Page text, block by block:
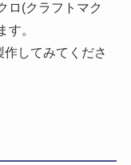
ロ(クラフトマク
す。
してみてくださ